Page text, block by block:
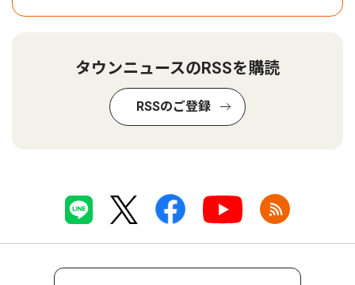
タウンニュースのRSSを購読
RSSのご登録